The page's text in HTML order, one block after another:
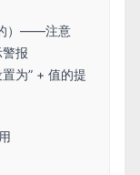
）——注意
报
为” + 值的提